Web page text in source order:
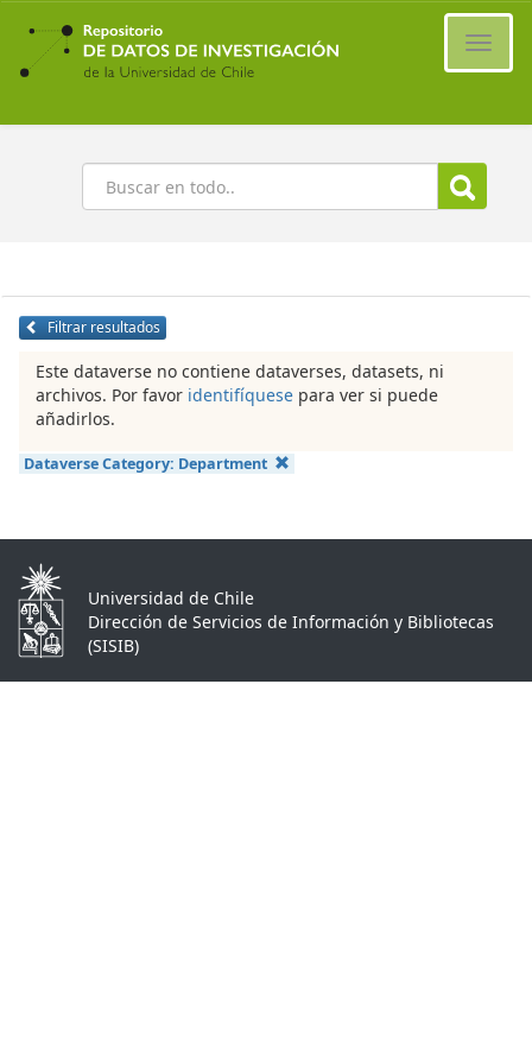
Ir
contenido
principal
Buscar
Filtrar resultados
Este dataverse no contiene dataverses, datasets, ni
archivos. Por favor identifíquese para ver si puede
añadirlos.
Dataverse Category: Department
Universidad de Chile
Dirección de Servicios de Información y Bibliotecas
(SISIB)